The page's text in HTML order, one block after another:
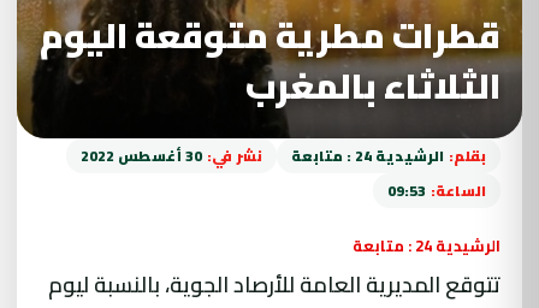
قطرات مطرية متوقعة اليوم
الثلاثاء بالمغرب
بقلم: الرشيدية 24 : متابعة نشر في: 30 أغسطس 2022
الساعة: 09:53
الرشيدية 24 : متابعة
تتوقع المديرية العامة للأرصاد الجوية، بالنسبة ليوم